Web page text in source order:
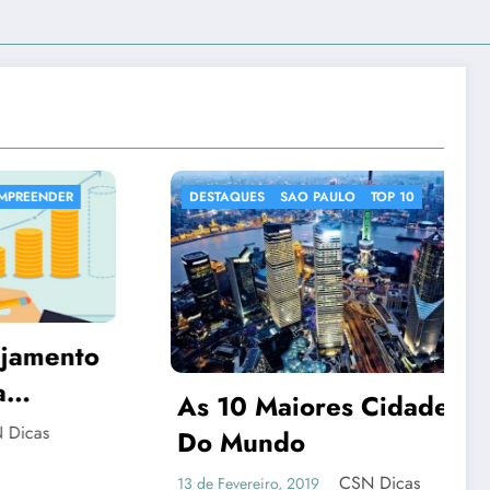
PAULO TOP 10
Cidades
DESTAQUES
IMAGENS CURIOSAS
NOTICIAS CURIOSAS